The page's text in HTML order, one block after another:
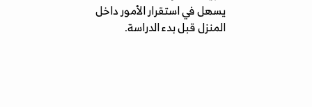
يسهل في استقرار الأمور داخل
المنزل قبل بدء الدراسة.